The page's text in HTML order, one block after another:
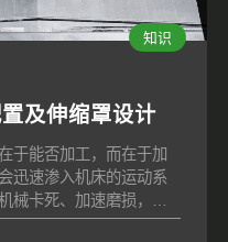
知识
及伸缩罩设计
于能否加工，而在于加
迅速渗入机床的运动系
械卡死、加速磨损，并